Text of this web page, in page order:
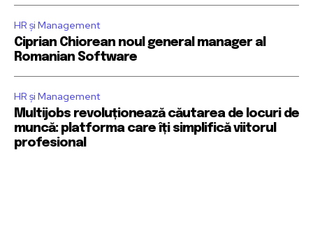
HR și Management
Ciprian Chiorean noul general manager al
Romanian Software
HR și Management
Multijobs revoluționează căutarea de locuri de
muncă: platforma care îți simplifică viitorul
profesional